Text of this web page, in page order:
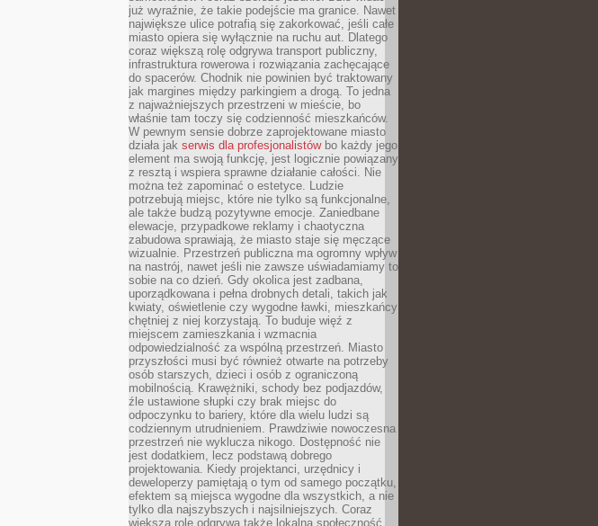
już wyraźnie, że takie podejście ma granice. Nawet
największe ulice potrafią się zakorkować, jeśli całe
miasto opiera się wyłącznie na ruchu aut. Dlatego
coraz większą rolę odgrywa transport publiczny,
infrastruktura rowerowa i rozwiązania zachęcające
do spacerów. Chodnik nie powinien być traktowany
jak margines między parkingiem a drogą. To jedna
z najważniejszych przestrzeni w mieście, bo
właśnie tam toczy się codzienność mieszkańców.
W pewnym sensie dobrze zaprojektowane miasto
działa jak serwis dla profesjonalistówbo każdy jego
element ma swoją funkcję, jest logicznie powiązany
z resztą i wspiera sprawne działanie całości. Nie
można też zapominać o estetyce. Ludzie
potrzebują miejsc, które nie tylko są funkcjonalne,
ale także budzą pozytywne emocje. Zaniedbane
elewacje, przypadkowe reklamy i chaotyczna
zabudowa sprawiają, że miasto staje się męczące
wizualnie. Przestrzeń publiczna ma ogromny wpływ
na nastrój, nawet jeśli nie zawsze uświadamiamy to
sobie na co dzień. Gdy okolica jest zadbana,
uporządkowana i pełna drobnych detali, takich jak
kwiaty, oświetlenie czy wygodne ławki, mieszkańcy
chętniej z niej korzystają. To buduje więź z
miejscem zamieszkania i wzmacnia
odpowiedzialność za wspólną przestrzeń. Miasto
przyszłości musi być również otwarte na potrzeby
osób starszych, dzieci i osób z ograniczoną
mobilnością. Krawężniki, schody bez podjazdów,
źle ustawione słupki czy brak miejsc do
odpoczynku to bariery, które dla wielu ludzi są
codziennym utrudnieniem. Prawdziwie nowoczesna
przestrzeń nie wyklucza nikogo. Dostępność nie
jest dodatkiem, lecz podstawą dobrego
projektowania. Kiedy projektanci, urzędnicy i
deweloperzy pamiętają o tym od samego początku,
efektem są miejsca wygodne dla wszystkich, a nie
tylko dla najszybszych i najsilniejszych. Coraz
większą rolę odgrywa także lokalna społeczność.